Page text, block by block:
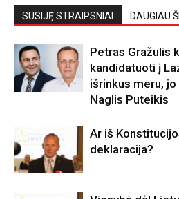
SUSIJĘ STRAIPSNIAI DAUGIAU
Petras Gražulis
kandidatuoti į
išrinkus meru,
Naglis Puteikis
Ar iš
deklaracija?